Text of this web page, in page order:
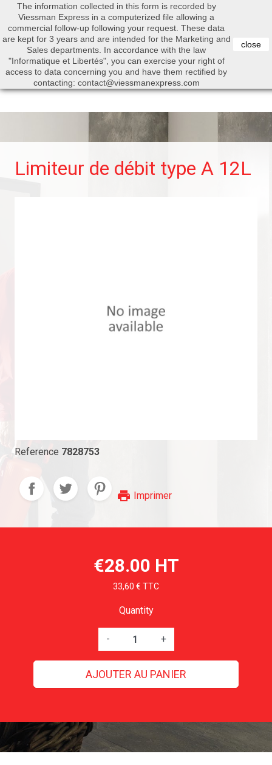
 
Search
Limiteur de débit type A 12L
Reference 7828753
print Imprimer
€28.00 HT
33,60 € TTC
Quantity
- +
AJOUTER AU PANIER
The information collected in this form is recorded by
Viessman Express in a computerized file allowing a
commercial follow-up following your request. These data
are kept for 3 years and are intended for the Marketing and
Sales departments. In accordance with the law
"Informatique et Libertés", you can exercise your right of
access to data concerning you and have them rectified by
contacting: contact@viessmanexpress.com
close